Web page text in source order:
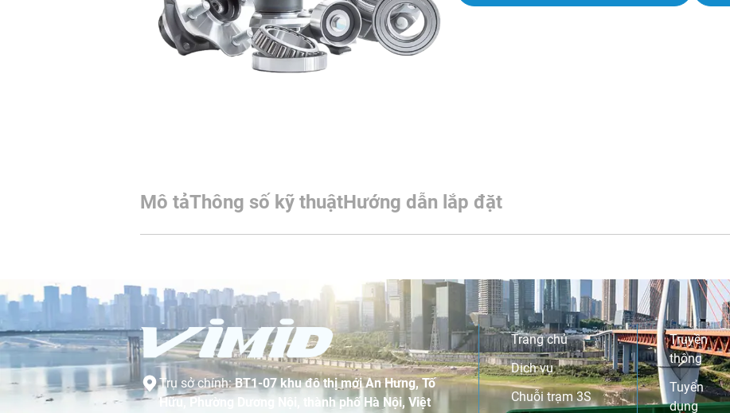
Mô tảThông số kỹ thuậtHướng dẫn lắp đặt
Trụ sở chính:BT1-07 khu đô thị mới An Hưng, Tố
Hữu, Phường Dương Nội, thành phố Hà Nội, Việt
Trang chủ
Dịch vụ
Chuỗi trạm 3S
Truyền
thông
Tuyển
dụng